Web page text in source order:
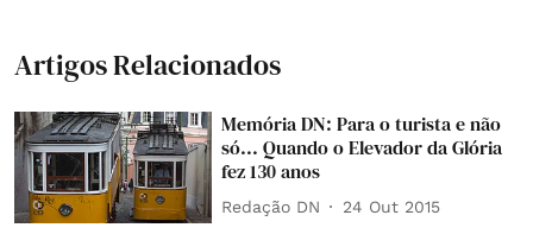
Artigos Relacionados
Memória DN: Para o turista e não
só... Quando o Elevador da Glória
fez 130 anos
Redação DN 24 Out 2015